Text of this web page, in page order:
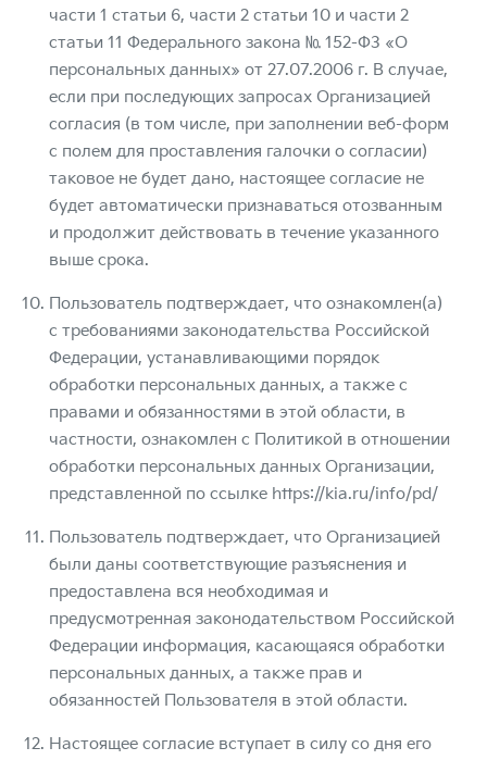
части 1 статьи 6, части 2 статьи 10 и части 2
статьи 11 Федерального закона № 152-ФЗ «О
персональных данных» от 27.07.2006 г. В случае,
если при последующих запросах Организацией
согласия (в том числе, при заполнении веб-форм
с полем для проставления галочки о согласии)
таковое не будет дано, настоящее согласие не
будет автоматически признаваться отозванным
и продолжит действовать в течение указанного
выше срока.
Пользователь подтверждает, что ознакомлен(а)
с требованиями законодательства Российской
Федерации, устанавливающими порядок
обработки персональных данных, а также с
правами и обязанностями в этой области, в
частности, ознакомлен с Политикой в отношении
обработки персональных данных Организации,
представленной по ссылке https://kia.ru/info/pd/
Пользователь подтверждает, что Организацией
были даны соответствующие разъяснения и
предоставлена вся необходимая и
предусмотренная законодательством Российской
Федерации информация, касающаяся обработки
персональных данных, а также прав и
обязанностей Пользователя в этой области.
Настоящее согласие вступает в силу со дня его